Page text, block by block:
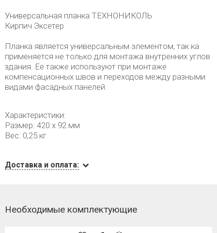
Универсальная планка ТЕХНОНИКОЛЬ
Кирпич Эксетер
Планка является универсальным элементом, так ка
применяется не только для монтажа внутренних углов
здания. Ее также используют при монтаже
компенсационных швов и переходов между разными
видами фасадных панелей.
Характеристики:
Размер: 420 х 92 мм
Вес: 0,25 кг
Доставка и оплата:
Необходимые комплектующие